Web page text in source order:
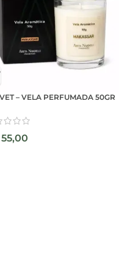
– VELA PERFUMADA 50GR
55,00